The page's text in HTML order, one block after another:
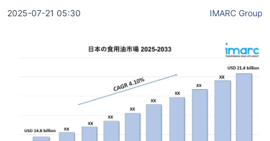
2025-07-21 05:30 IMARC Group